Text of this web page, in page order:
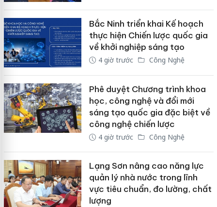
Bắc Ninh triển khai Kế hoạch
thực hiện Chiến lược quốc gia
về khởi nghiệp sáng tạo
4 giờ trước Công Nghệ
Phê duyệt Chương trình khoa
học, công nghệ và đổi mới
sáng tạo quốc gia đặc biệt về
công nghệ chiến lược
4 giờ trước Công Nghệ
Lạng Sơn nâng cao năng lực
quản lý nhà nước trong lĩnh
vực tiêu chuẩn, đo lường, chất
lượng